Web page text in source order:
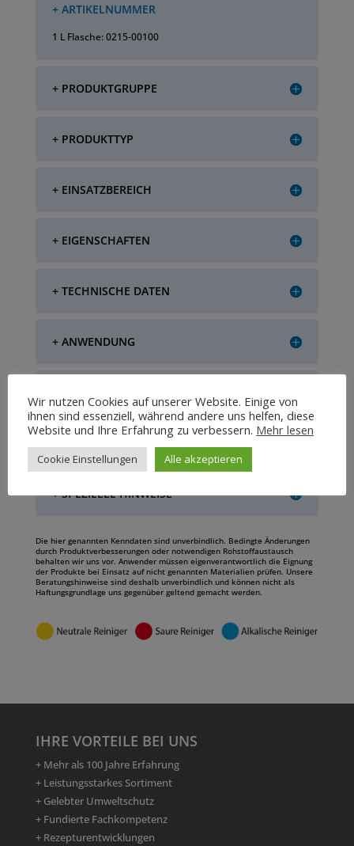
+ ARTIKELNUMMER
1 L Flasche: 0215-00100
+ PRODUKTGRUPPE
+ PRODUKTTYP
+ EINSATZBEREICH
+ EIGENSCHAFTEN
+ TECHNISCHE DATEN
+ ANWENDUNG
+ VERPACKUNGSEINHEIT
+ SPEZIELLE HINWEISE
Die hier genannten Kenndaten sind unverbindlich. Bedingte Änderungen
durch Produktverbesserungen oder notwendigen Rohstoffaustausch
behalten wir uns vor. Anwender müssen eigenverantwortlich die Eignung
der Produkte bei Einsatz auf nicht genannten Materialien prüfen. Unsere
Beratungshinweise sind deshalb unverbindlich und können nicht als
Haftungsgrundlage uns gegenüber geltend gemacht werden.
IHRE VORTEILE BEI UNS
+ Mehr als 100 Jahre Erfahrung
+ Leistungsstarkes Sortiment
+ Gelebter Umweltschutz
+ Fundierte Fachkompetenz
+ Rezepturentwicklungen
Wir nutzen Cookies auf unserer Website. Einige von
ihnen sind essenziell, während andere uns helfen, diese
Website und Ihre Erfahrung zu verbessern. Mehr lesen
Cookie Einstellungen Alle akzeptieren